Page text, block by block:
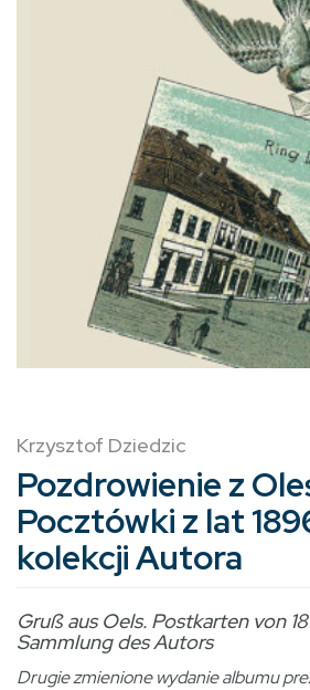
Krzysztof Dziedzic
Pozdrowienie z
Pocztówki z lat
kolekcji Autora
Gruß aus Oels. Postkarten von
Sammlung des Autors
Drugie zmienione wydanie albumu